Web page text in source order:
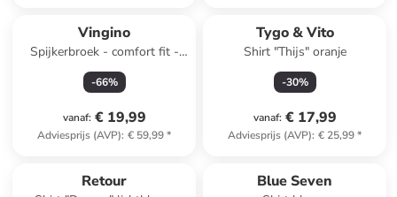
Vingino
Spijkerbroek - comfort fit -
blauw
-66%
vanaf: € 19,99
Adviesprijs (AVP): € 59,99*
Tygo & Vito
Shirt "Thijs" oranje
-30%
vanaf: € 17,99
Adviesprijs (AVP): € 25,99*
Retour Blue Seven